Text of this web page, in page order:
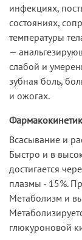
инфекциях,
состояниях,
температуры
—
слабой и
зубная боль,
и ожогах.
Всасывание и
Быстро и в
достигается
плазмы - 15%.
Метаболизм и
глюкуроновой